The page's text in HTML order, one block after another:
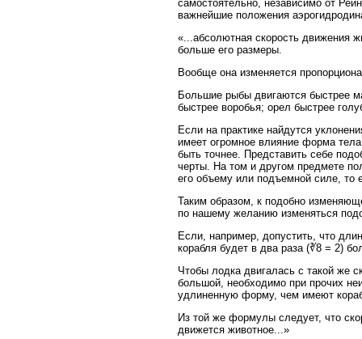
самостоятельно, независимо от
важнейшие положения
«...абсолютная скорость движения
больше его размеры.
Вообще она изменяется
Большие рыбы двигаются быстрее
быстрее воробья; орел быстрее
Если на практике найдутся
имеет огромное влияние форма
быть точнее. Представить себе
черты. На том и другом предмете
его объему или подъемной силе, то
Таким образом, к подобно
по нашему желанию изменяться
Если, например, допустить, что
корабля будет в два раза (∛8 = 2)
Чтобы лодка двигалась с такой же
большой, необходимо при прочих
удлиненную форму, чем имеют
Из той же формулы следует, что
движется животное...»